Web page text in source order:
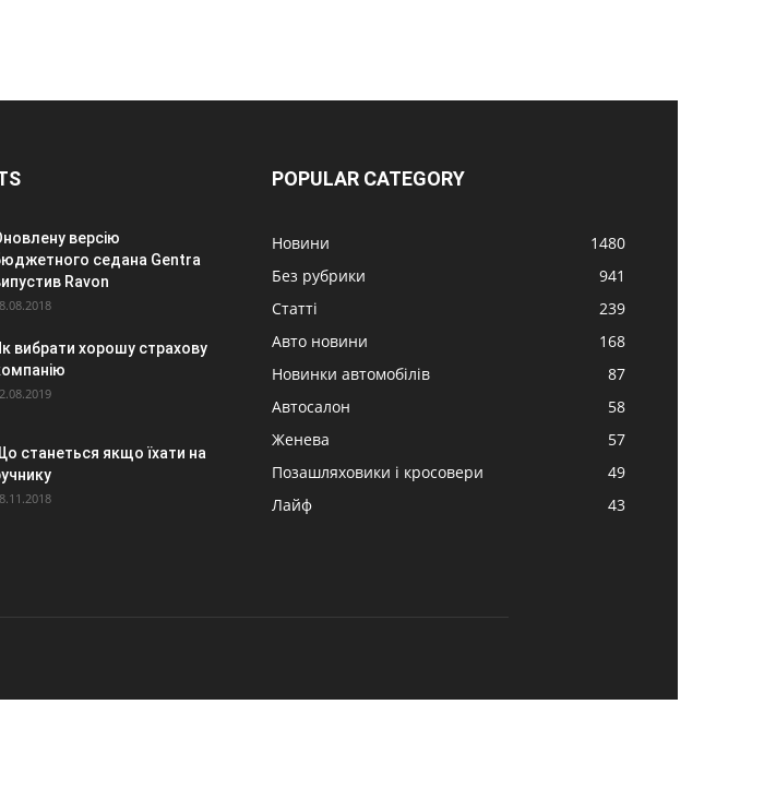
версію
седана Gentra
Ravon
вибрати хорошу страхову
станеться якщо їхати на
POPULAR CATEGORY
Новини
1480
Без рубрики
941
Статті
239
Авто новини
168
Новинки автомобілів
87
Автосалон
58
Женева
57
Позашляховики і кросовери
49
Лайф
43